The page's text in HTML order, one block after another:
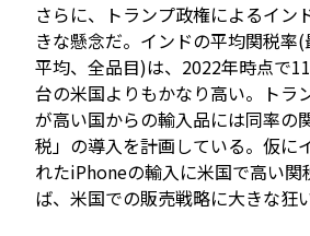
さらに、トランプ政権によるイン
きな懸念だ。インドの平均関税率
平均、全品目)は、2022年時点で
台の米国よりもかなり高い。トラ
が高い国からの輸入品には同率の
税」の導入を計画している。仮に
れたiPhoneの輸入に米国で高い関
ば、米国での販売戦略に大きな狂